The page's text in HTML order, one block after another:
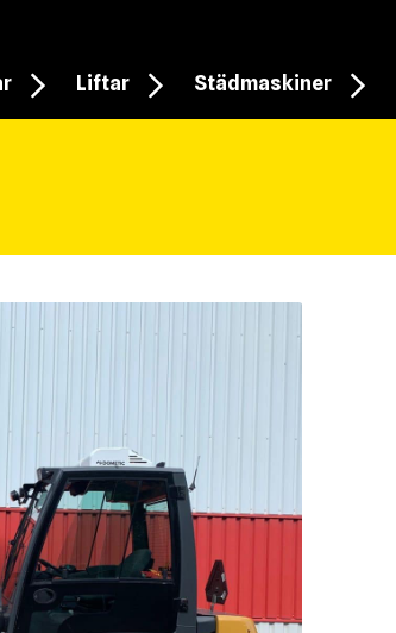
Liftar Städmaskiner